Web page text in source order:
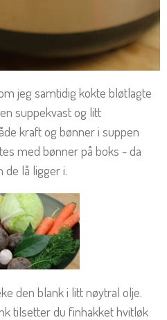
jeg samtidig kokte bløtlagte
suppekvast og litt
kraft og bønner i suppen
med bønner på boks - da
de lå ligger i.
den blank i litt nøytral olje.
tilsetter du finhakket hvitløk